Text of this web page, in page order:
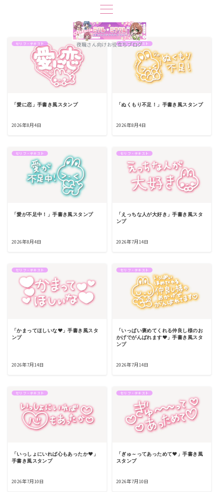
夜職さん向けお役立ちブログ
セリフ・テキスト
「愛に恋」手書き風スタンプ
2026年8月4日
セリフ・テキスト
「ぬくもり不足！」手書き風スタンプ
2026年8月4日
セリフ・テキスト
「愛が不足中！」手書き風スタンプ
2026年8月4日
セリフ・テキスト
「えっちな人が大好き」手書き風スタ
ンプ
2026年7月14日
セリフ・テキスト
「かまってほしいな♥」手書き風スタ
ンプ
2026年7月14日
セリフ・テキスト
「いっぱい褒めてくれる仲良し様のお
かげでがんばれます♥」手書き風スタ
ンプ
2026年7月14日
セリフ・テキスト
「いっしょにいれば心もあったか♥」
手書き風スタンプ
2026年7月10日
セリフ・テキスト
「ぎゅ～ってあっためて♥」手書き風
スタンプ
2026年7月10日